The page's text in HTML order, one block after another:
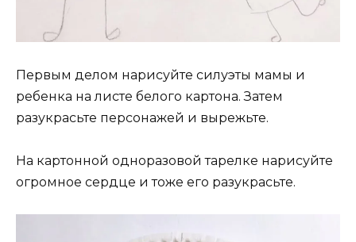
Первым делом нарисуйте силуэты мамы и
ребенка на листе белого картона. Затем
разукрасьте персонажей и вырежьте.
На картонной одноразовой тарелке нарисуйте
огромное сердце и тоже его разукрасьте.